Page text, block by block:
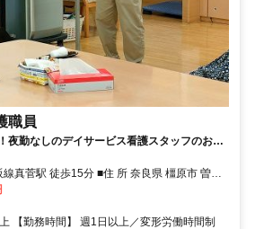
職員
夜勤なしのデイサービス看護スタッフのお仕
15分 ■住 所 奈良県 橿原市 曽我
近鉄大阪線真菅駅 徒歩15分
【勤務時間】 週1日以上／変形労働時間制